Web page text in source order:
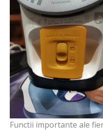
Functii importante ale